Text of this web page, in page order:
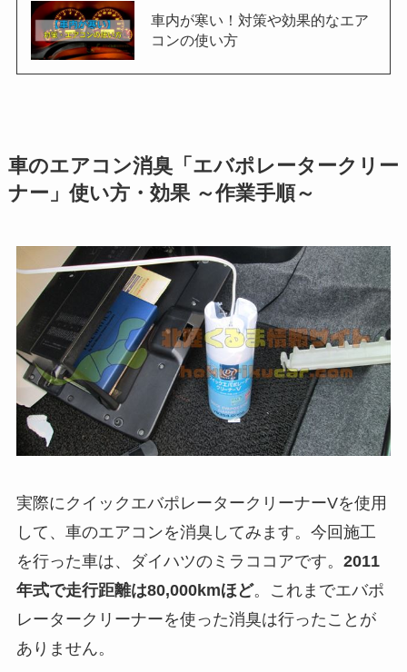
車内が寒い！対策や効果的なエア
コンの使い方
車のエアコン消臭「エバポレータークリー
ナー」使い方・効果 ～作業手順～
実際にクイックエバポレータークリーナーVを使用
して、車のエアコンを消臭してみます。今回施工
を行った車は、ダイハツのミラココアです。 2011
年式で走行距離は80,000kmほど。これまでエバポ
レータークリーナーを使った消臭は行ったことが
ありません。